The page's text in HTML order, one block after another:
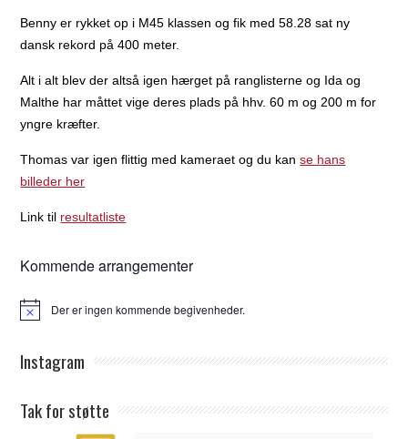
Benny er rykket op i M45 klassen og fik med 58.28 sat ny
dansk rekord på 400 meter.
Alt i alt blev der altså igen hærget på ranglisterne og Ida og
Malthe har måttet vige deres plads på hhv. 60 m og 200 m for
yngre kræfter.
Thomas var igen flittig med kameraet og du kanse hans
billeder her
Link til resultatliste
Kommende arrangementer
Notice Der er ingen kommende begivenheder.
Instagram
Tak for støtte